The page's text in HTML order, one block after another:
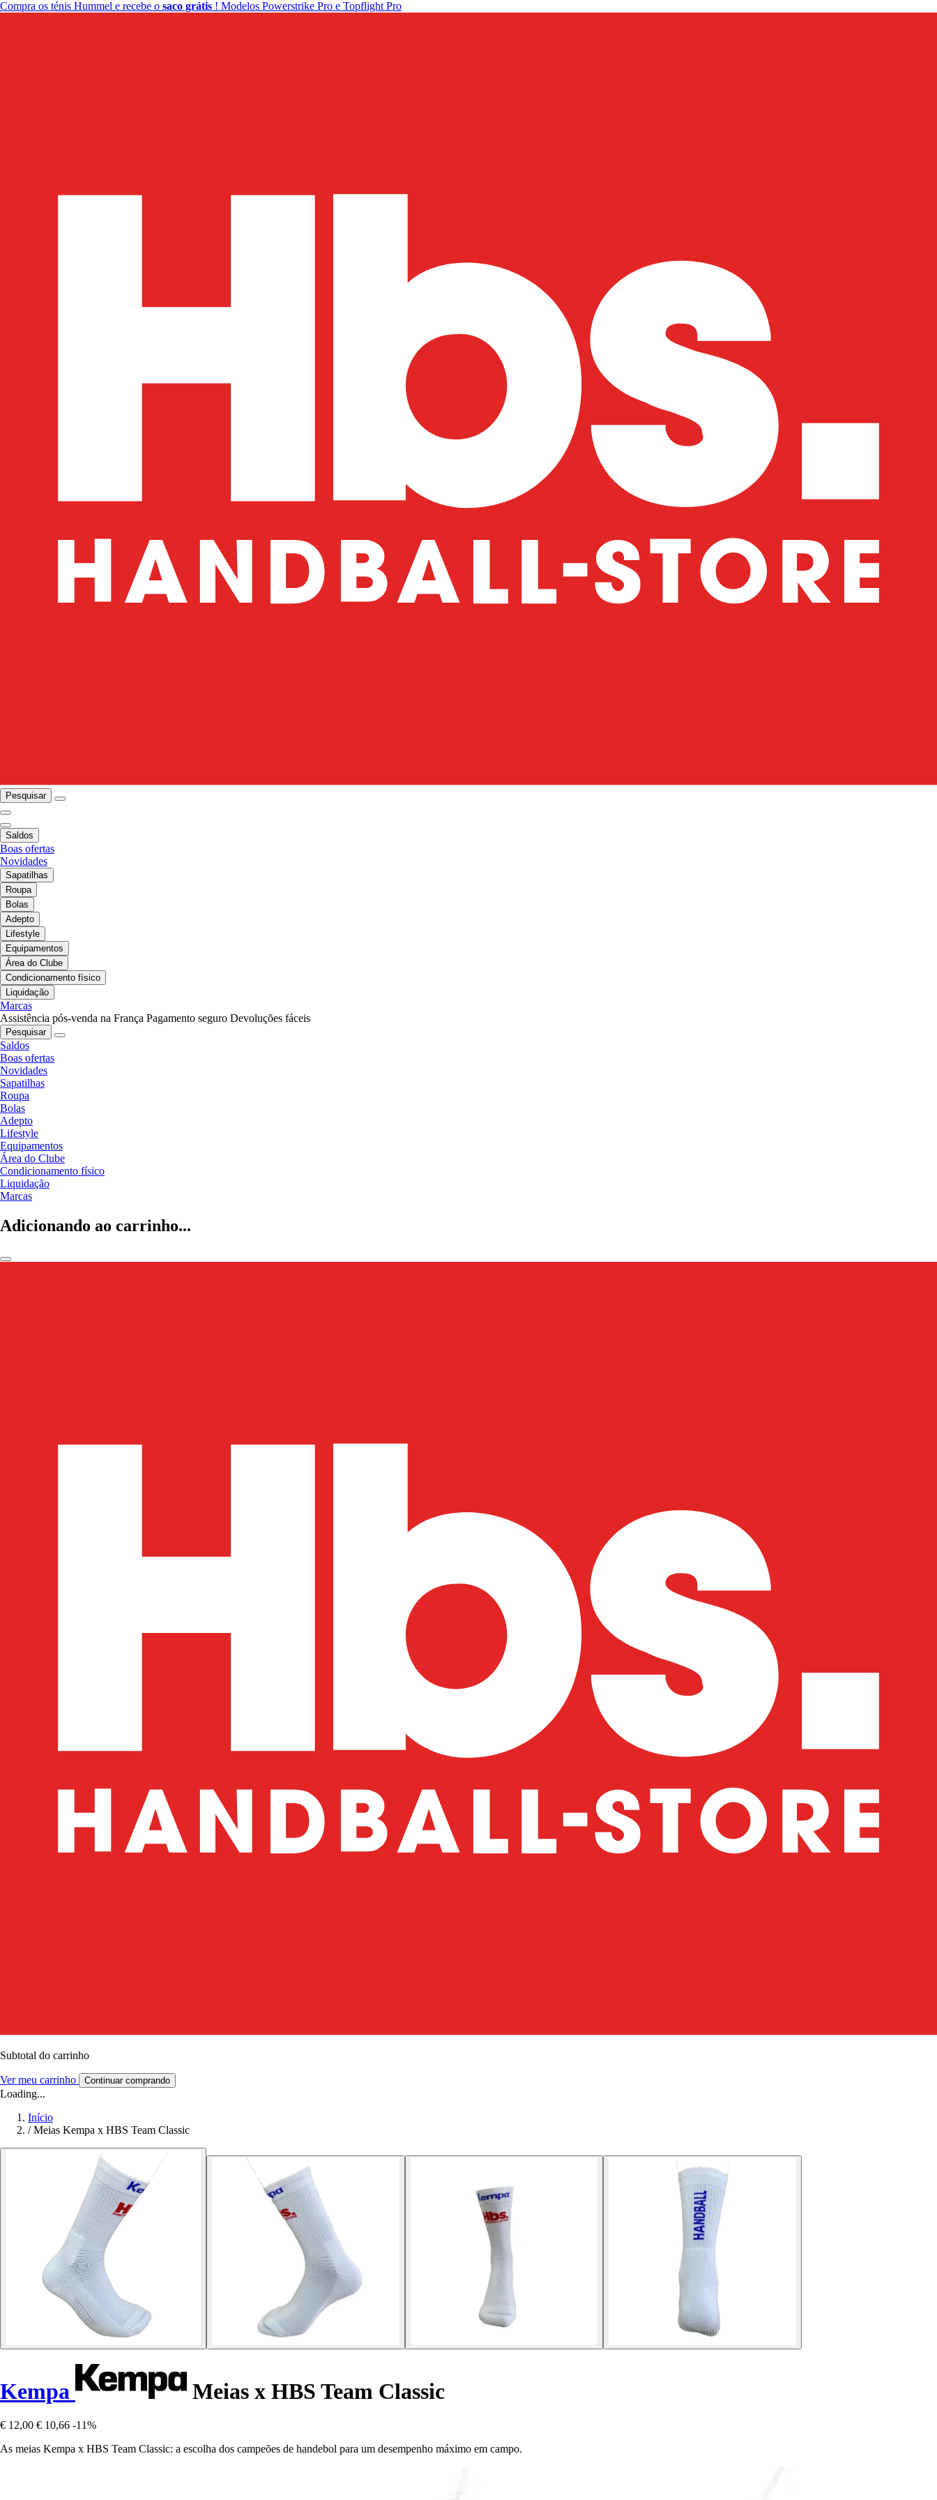
Compra os ténis Hummel e recebe o saco grátis ! Modelos Powerstrike Pro e Topflight Pro
Pesquisar
Saldos
Boas ofertas
Novidades
Sapatilhas
Roupa
Bolas
Adepto
Lifestyle
Equipamentos
Área do Clube
Condicionamento físico
Liquidação
Marcas
Assistência pós-venda na França Pagamento seguro Devoluções fáceis
Pesquisar
Saldos
Boas ofertas
Novidades
Sapatilhas
Roupa
Bolas
Adepto
Lifestyle
Equipamentos
Área do Clube
Condicionamento físico
Liquidação
Marcas
Adicionando ao carrinho...
Subtotal do carrinho
Ver meu carrinho Continuar comprando
Loading...
Início
/ Meias Kempa x HBS Team Classic
Kempa Meias x HBS Team Classic
€ 12,00 € 10,66 -11%
As meias Kempa x HBS Team Classic: a escolha dos campeões de handebol para um desempenho máximo em campo.